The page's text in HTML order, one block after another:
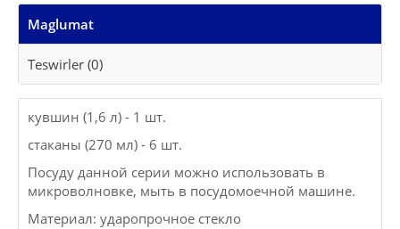
Maglumat
Teswirler (0)
кувшин (1,6 л) - 1 шт.
стаканы (270 мл) - 6 шт.
Посуду данной серии можно использовать в
микроволновке, мыть в посудомоечной машине.
Материал: ударопрочное стекло